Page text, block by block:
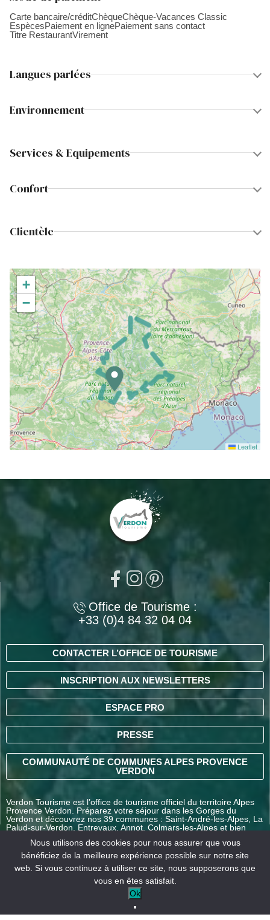
Carte bancaire/créditChèqueChèque-Vacances Classic
EspècesPaiement en lignePaiement sans contact
Titre RestaurantVirement
Langues parlées
Environnement
Services & Equipements
Confort
Clientèle
+
−
Leaflet
Office de Tourisme :
+33 (0)4 84 32 04 04
CONTACTER L’OFFICE DE TOURISME
INSCRIPTION AUX NEWSLETTERS
ESPACE PRO
PRESSE
COMMUNAUTÉ DE COMMUNES ALPES PROVENCE
VERDON
Verdon Tourisme est l’office de tourisme officiel du territoire Alpes
Provence Verdon. Préparez votre séjour dans les Gorges du
Verdon et découvrez nos 39 communes : Saint-André-les-Alpes, La
Palud-sur-Verdon, Entrevaux, Annot, Colmars-les-Alpes et bien
COMMENT VENIR ?
légales
Conditions générales
de vente
partenaires
Nous utilisons des cookies pour nous assurer que vous
bénéficiez de la meilleure expérience possible sur notre site
web. Si vous continuez à utiliser ce site, nous supposerons que
vous en êtes satisfait.
Ok